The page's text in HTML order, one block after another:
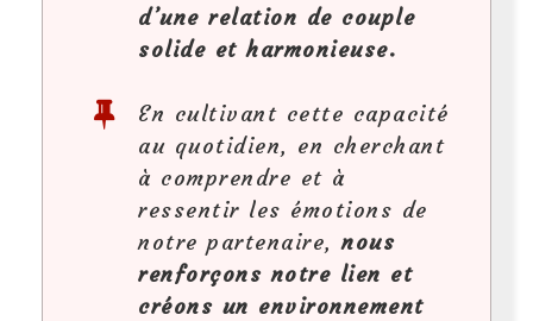
d’une relation de couple
solide et harmonieuse.
En cultivant cette capacité
au quotidien, en cherchant
à comprendre et à
ressentir les émotions de
notre partenaire,nous
renforçons notre lien et
créons un environnement